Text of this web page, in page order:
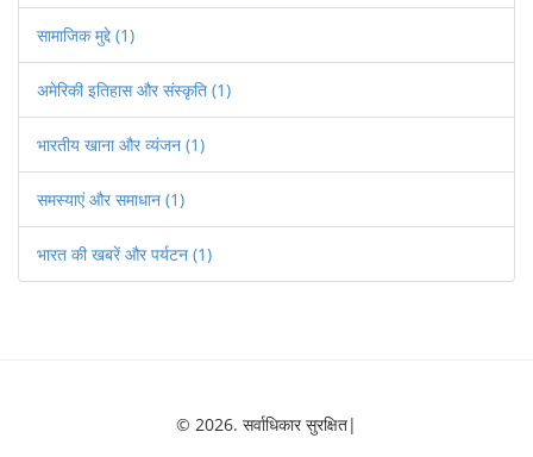
सामाजिक मुद्दे (1)
अमेरिकी इतिहास और संस्कृति (1)
भारतीय खाना और व्यंजन (1)
समस्याएं और समाधान (1)
भारत की खबरें और पर्यटन (1)
© 2026. सर्वाधिकार सुरक्षित|